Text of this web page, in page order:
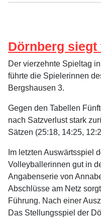
Dörnberg siegt
Der vierzehnte Spieltag
führte die Spielerinnen
Bergshausen 3.
Gegen den Tabellen
nach Satzverlust stark
Sätzen (25:18, 14:25,
Im letzten Auswärtsspiel
Volleyballerinnen gut in
Angabenserie von
Abschlüsse am Netz
Führung. Nach einer
Das Stellungsspiel der